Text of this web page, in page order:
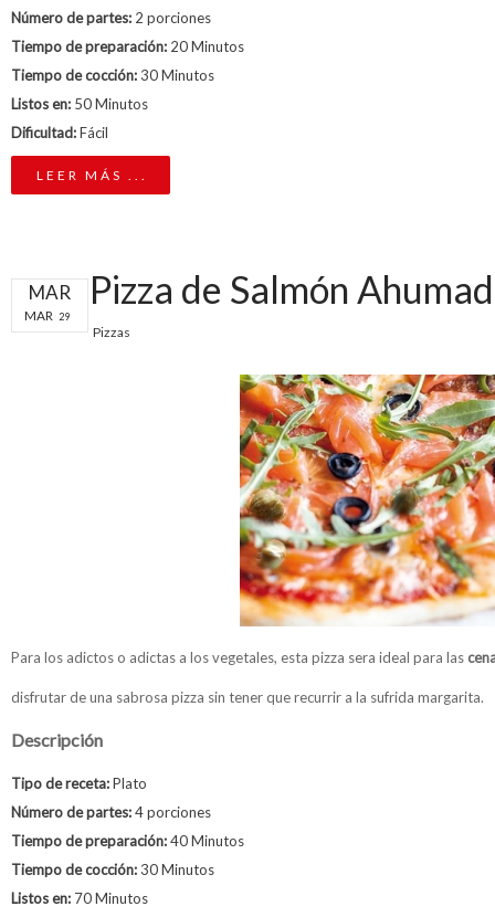
Número de partes: 2 porciones
Tiempo de preparación: 20 Minutos
Tiempo de cocción:30 Minutos
Listos en: 50 Minutos
Dificultad:Fácil
LEER MÁS ...
MAR
MAR 29
Pizza de Salmón
Pizzas
Para los adictos o adictas a los vegetales, esta pizza sera ideal para las
disfrutar de una sabrosa pizza sin tener que recurrir a la sufrida margarita.
Descripción
Tipo de receta:Plato
Número de partes:4 porciones
Tiempo de preparación:40 Minutos
Tiempo de cocción:30 Minutos
Listos en: 70 Minutos